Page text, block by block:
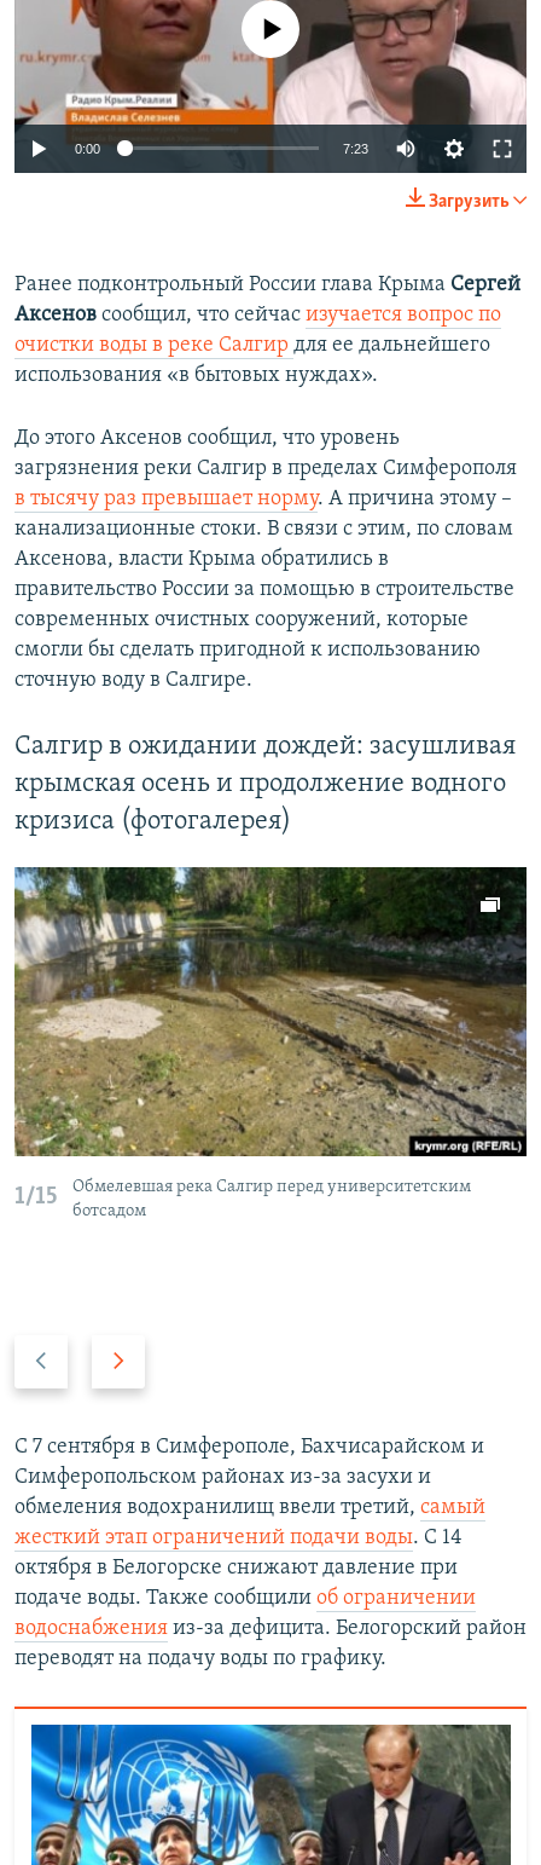
720p 1080p
No media source currently available
0:00 7:23
240p
720p
1080p
Загрузить
Ранее подконтрольный России глава Крыма Сергей
Аксенов сообщил, что сейчас изучается вопрос по
очистки воды в реке Салгир для ее дальнейшего
использования «в бытовых нуждах».
До этого Аксенов сообщил, что уровень
загрязнения реки Салгир в пределах Симферополя
в тысячу раз превышает норму. А причина этому –
канализационные стоки. В связи с этим, по словам
Аксенова, власти Крыма обратились в
правительство России за помощью в строительстве
современных очистных сооружений, которые
смогли бы сделать пригодной к использованию
сточную воду в Салгире.
Салгир в ожидании дождей: засушливая
крымская осень и продолжение водного
кризиса (фотогалерея)
1/15
Обмелевшая река Салгир перед университетским
ботсадом
д
ы
д
у
щ
и
й
с
а
д
у
ю
щ
и
й
с
л
й
д
С 7 сентября в Симферополе, Бахчисарайском и
Симферопольском районах из-за засухи и
обмеления водохранилищ ввели третий, самый
жесткий этап ограничений подачи воды. С 14
октября в Белогорске снижают давление при
подаче воды. Также сообщили об ограничении
водоснабжения из-за дефицита. Белогорский район
переводят на подачу воды по графику.